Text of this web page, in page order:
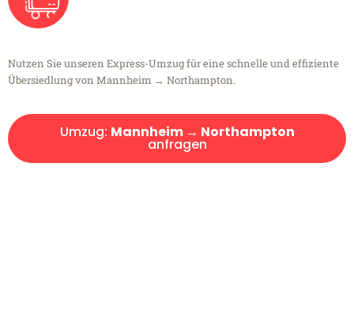
Nutzen Sie unseren Express-Umzug für eine schnelle und effiziente
Übersiedlung von Mannheim → Northampton.
Umzug: Mannheim → Northampton
anfragen